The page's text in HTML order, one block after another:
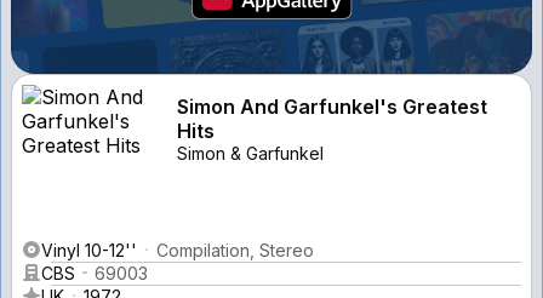
Simon And Garfunkel's Greatest
Hits
Simon & Garfunkel
Vinyl 10-12''
Compilation, Stereo
CBS
69003